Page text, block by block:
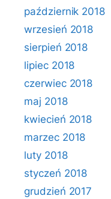
październik 2018
wrzesień 2018
sierpień 2018
lipiec 2018
czerwiec 2018
maj 2018
kwiecień 2018
marzec 2018
luty 2018
styczeń 2018
grudzień 2017